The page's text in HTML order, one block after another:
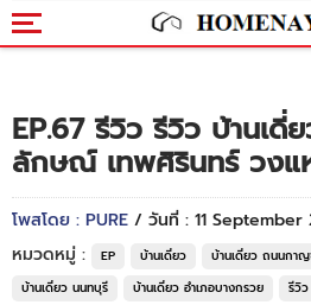
EP.67 รีวิว รีวิว บ้านเดี่
ลักษณ์ เทพศิรินทร์ วงแ
โพสโดย : PURE / วันที่ : 11 September
หมวดหมู่ :
EP บ้านเดี่ยว
บ้านเดี่ยว ถนนกา
บ้านเดี่ยว นนทบุรี
บ้านเดี่ยว อำเภอบางกรวย รีวิ